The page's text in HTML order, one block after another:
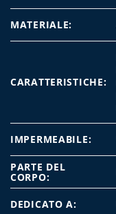
MATERIALE:
CARATTERISTICHE:
IMPERMEABILE:
PARTE DEL
CORPO:
DEDICATO A: